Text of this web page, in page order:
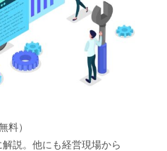
料）
説。他にも経営現場から